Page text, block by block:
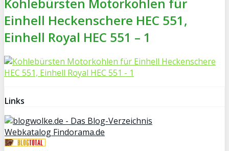
Einhell Heckenschere HEC 551,
Einhell Royal HEC 551 – 1
Links
Webkatalog Findorama.de